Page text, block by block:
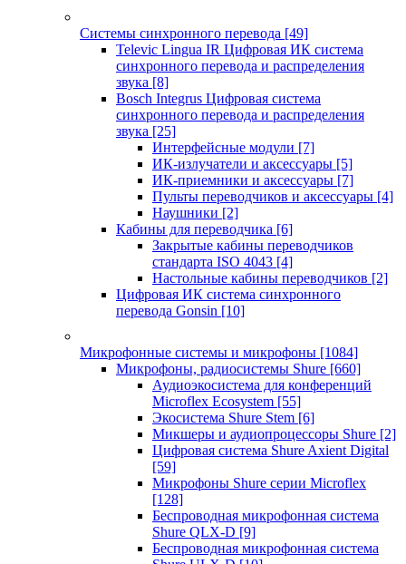
Системы синхронного перевода [49]
Televic Lingua IR Цифровая ИК система
синхронного перевода и распределения
звука [8]
Bosch Integrus Цифровая система
синхронного перевода и распределения
звука [25]
Интерфейсные модули [7]
ИК-излучатели и аксессуары [5]
ИК-приемники и аксессуары [7]
Пульты переводчиков и аксессуары [4]
Наушники [2]
Кабины для переводчика [6]
Закрытые кабины переводчиков
стандарта ISO 4043 [4]
Настольные кабины переводчиков [2]
Цифровая ИК система синхронного
перевода Gonsin [10]
Микрофонные системы и микрофоны [1084]
Микрофоны, радиосистемы Shure [660]
Аудиоэкосистема для конференций
Microflex Ecosystem [55]
Экосистема Shure Stem [6]
Микшеры и аудиопроцессоры Shure [2]
Цифровая система Shure Axient Digital
[59]
Микрофоны Shure серии Microflex
[128]
Беспроводная микрофонная система
Shure QLX-D [9]
Беспроводная микрофонная система